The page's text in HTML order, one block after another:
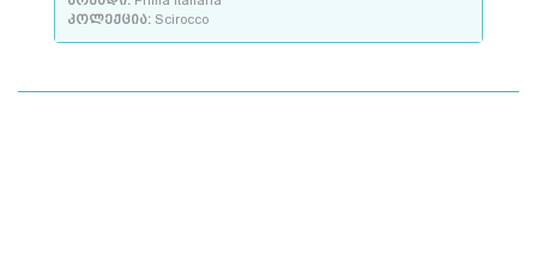
კოლექცია: Scirocco